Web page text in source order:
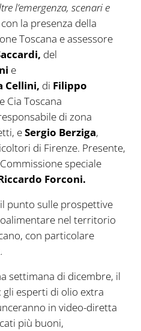
l’emergenza, scenari e
la presenza della
Toscana e assessore
del
e
Cellini, di Filippo
Cia Toscana
di zona
eSergio Berziga,
di Firenze. Presente,
speciale
Forconi.
il punto sulle prospettive
nel territorio
con particolare
settimana di dicembre, il
gli esperti di olio extra
in video-diretta
più buoni,